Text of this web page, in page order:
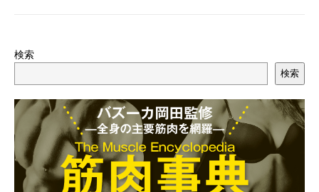
検索
検索